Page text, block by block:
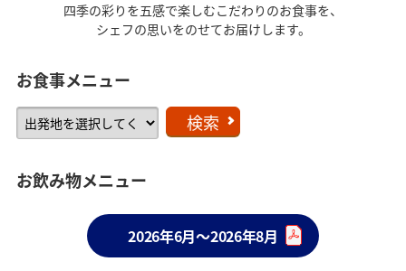
四季の彩りを五感で楽しむこだわりのお食事を、
シェフの思いをのせてお届けします。
お食事メニュー
お飲み物メニュー
2026年6月～2026年8月